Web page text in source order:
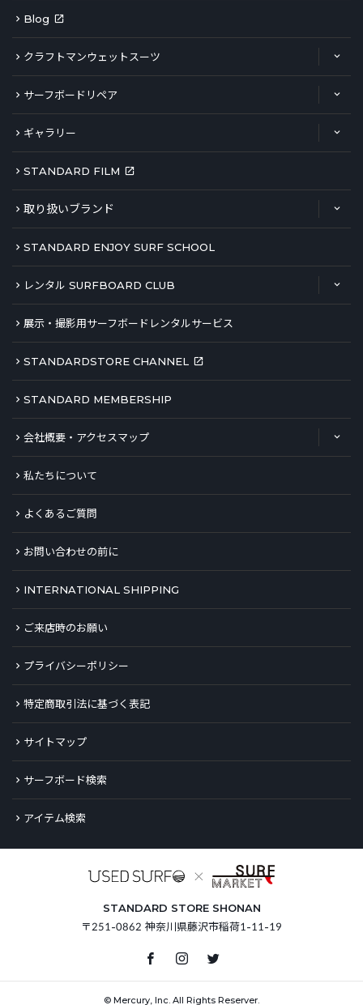
Blog
クラフトマンウェットスーツ
サーフボードリペア
ギャラリー
STANDARD FILM
取り扱いブランド
STANDARD ENJOY SURF SCHOOL
レンタル SURFBOARD CLUB
展示・撮影用サーフボードレンタルサービス
STANDARDSTORE CHANNEL
STANDARD MEMBERSHIP
会社概要・アクセスマップ
私たちについて
よくあるご質問
お問い合わせの前に
INTERNATIONAL SHIPPING
ご来店時のお願い
プライバシーポリシー
特定商取引法に基づく表記
サイトマップ
サーフボード検索
アイテム検索
STANDARD STORE SHONAN
〒251-0862 神奈川県藤沢市稲荷1-11-19
© Mercury, Inc. All Rights Reserver.